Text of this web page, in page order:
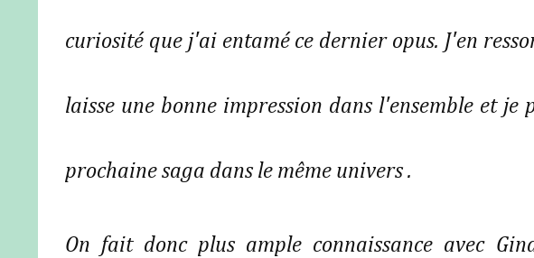
curiosité que j'ai entamé ce dernier opus. J'en
laisse une bonne impression dans l'ensemble et je
prochaine saga dans le même univers .
On fait donc plus ample connaissance avec